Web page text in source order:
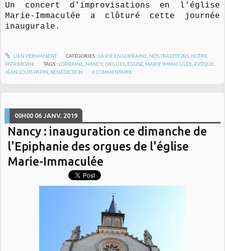
Un concert d'improvisations en l'église
Marie-Immaculée a clôturé cette journée
inaugurale.
LIEN PERMANENT CATÉGORIES : LA VIE EN LORRAINE, NOS TRADITIONS, NOTRE
PATRIMOINE
TAGS : LORRAINE NANCY,ORGUES ÉGLISE MARIE IMMACULÉE ÉVÊQUE
JEAN LOUIS PAPIN BÉNÉDICTION 0 COMMENTAIRE
00H00 06 JANV. 2019
Nancy : inauguration ce dimanche de
l'Epiphanie des orgues de l'église
Marie-Immaculée